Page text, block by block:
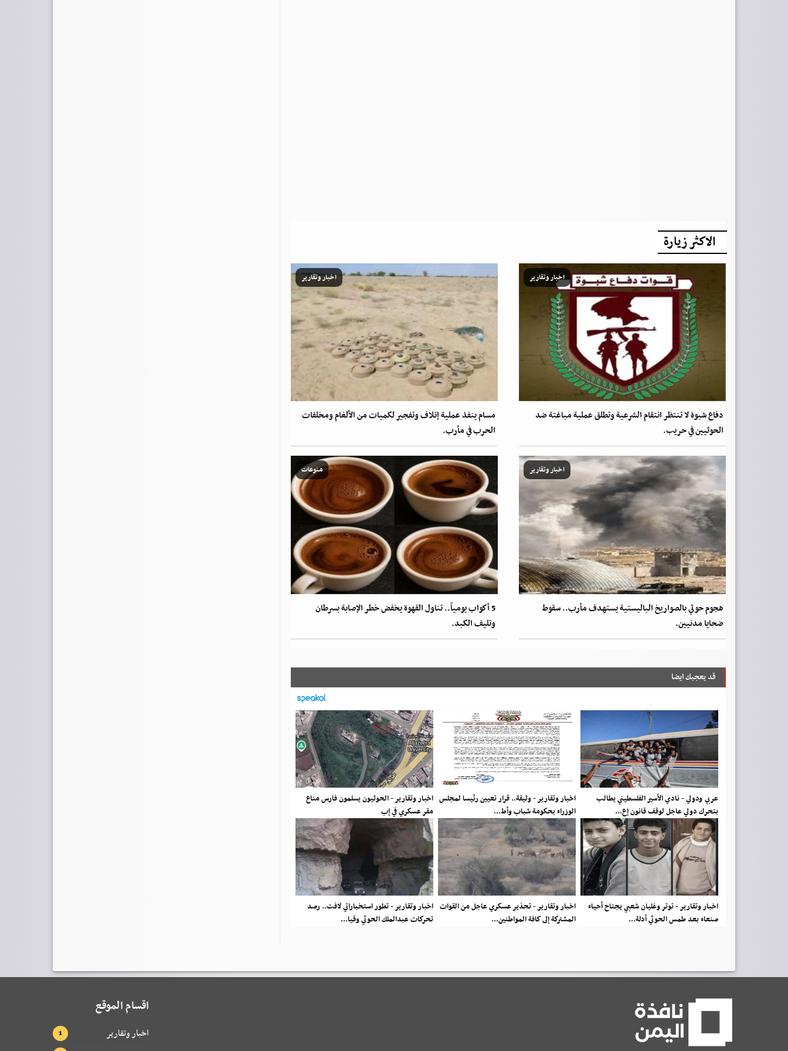
الاكثر زيارة
اخبار وتقارير
دفاع شبوة لا تنتظر انتقام الشرعية وتطلق عملية مباغتة ضد
الحوثيين في حريب.
اخبار وتقارير
مسام ينفذ عملية إتلاف وتفجير لكميات من الألغام ومخلفات
الحرب في مأرب.
اخبار وتقارير
هجوم حوثي بالصواريخ الباليستية يستهدف مأرب.. سقوط
ضحايا مدنيين.
منوعات
5 أكواب يومياً.. تناول القهوة يخفض خطر الإصابة بسرطان
وتليف الكبد.
قد يعجبك ايضا
عربي ودولي - نادي الأسير الفلسطيني يطالب
بتحرك دولي عاجل لوقف قانون إع...
اخبار وتقارير - وثيقة.. قرار تعيين رئيسا لمجلس
الوزراء بحكومة شباب وأط...
اخبار وتقارير - الحوثيون يسلمون فارس مناع
مقر عسكري في إب
اخبار وتقارير - توتر وغليان شعبي يجتاح أحياء
صنعاء بعد طمس الحوثي أدلة...
اخبار وتقارير - تحذير عسكري عاجل من القوات
المشتركة إلى كافة المواطنين...
اخبار وتقارير - تطور استخباراتي لافت.. رصد
تحركات عبدالملك الحوثي وقيا...
اقسام الموقع
اخبار وتقارير